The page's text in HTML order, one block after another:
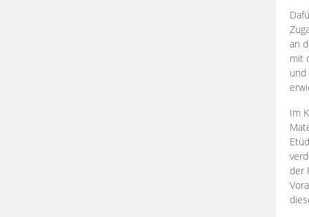
an
mit
und
Im
der